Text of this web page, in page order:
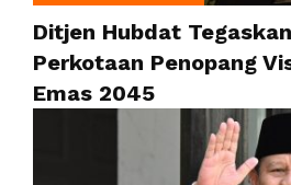
Ditjen Hubdat
Perkotaan Penopang
Emas 2045